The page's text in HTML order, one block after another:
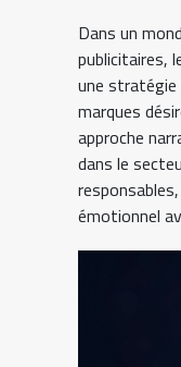
Dans un
publicitaires,
une stratégie
marques
approche
dans le
émotionnel